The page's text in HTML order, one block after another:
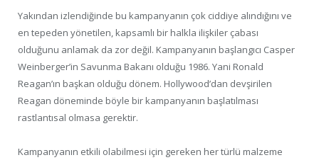
Yakından izlendiğinde bu kampanyanın çok ciddiye alındığını ve
en tepeden yönetilen, kapsamlı bir halkla ilişkiler çabası
olduğunu anlamak da zor değil. Kampanyanın başlangıcı Casper
Weinberger’in Savunma Bakanı olduğu 1986. Yani Ronald
Reagan’ın başkan olduğu dönem. Hollywood’dan devşirilen
Reagan döneminde böyle bir kampanyanın başlatılması
rastlantısal olmasa gerektir.
Kampanyanın etkili olabilmesi için gereken her türlü malzeme